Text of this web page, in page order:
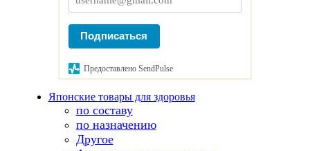
Подписаться
Предоставлено SendPulse
Японские товары для здоровья
по составу
по назначению
Другое